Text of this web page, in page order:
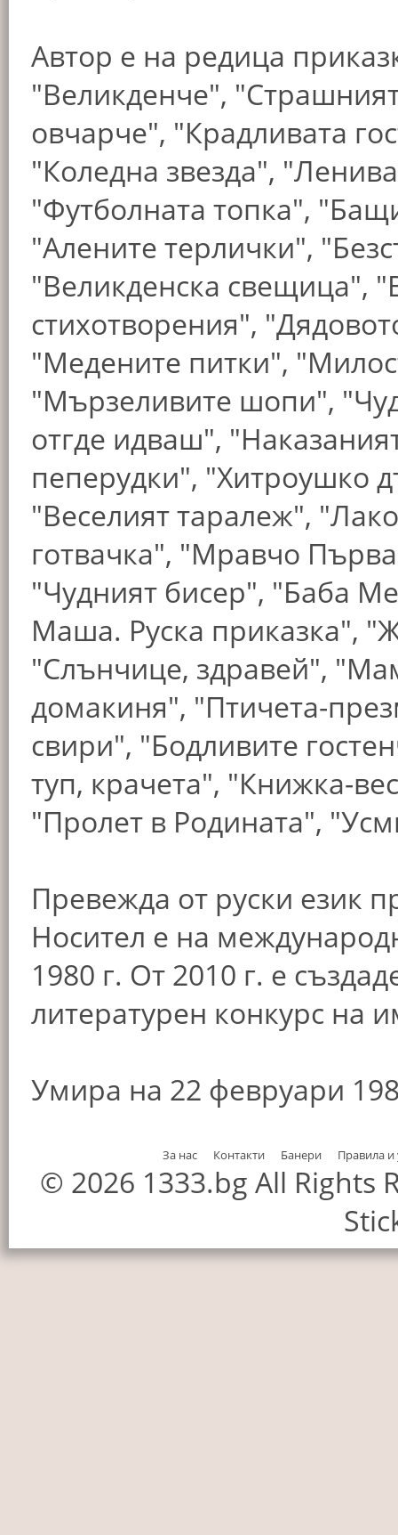
Автор е на редица
"Великденче",
овчарче", "Крадливата
"Коледна звезда",
"Футболната топка",
"Алените терлички",
"Великденска свещица",
стихотворения",
"Медените питки",
"Мързеливите шопи",
отгде идваш",
пеперудки", "Хитроушко
"Веселият таралеж",
готвачка", "Мравчо
"Чудният бисер", "Баба
Маша. Руска приказка",
"Слънчице, здравей",
домакиня", "Птичета-
свири", "Бодливите
туп, крачета", "Книжка-
"Пролет в Родината",
Превежда от руски език
Носител е на
1980 г. От 2010 г. е
литературен конкурс на
Умира на 22 февруари
За нас Контакти Банери Правила и
© 2026 1333.bg All Rights